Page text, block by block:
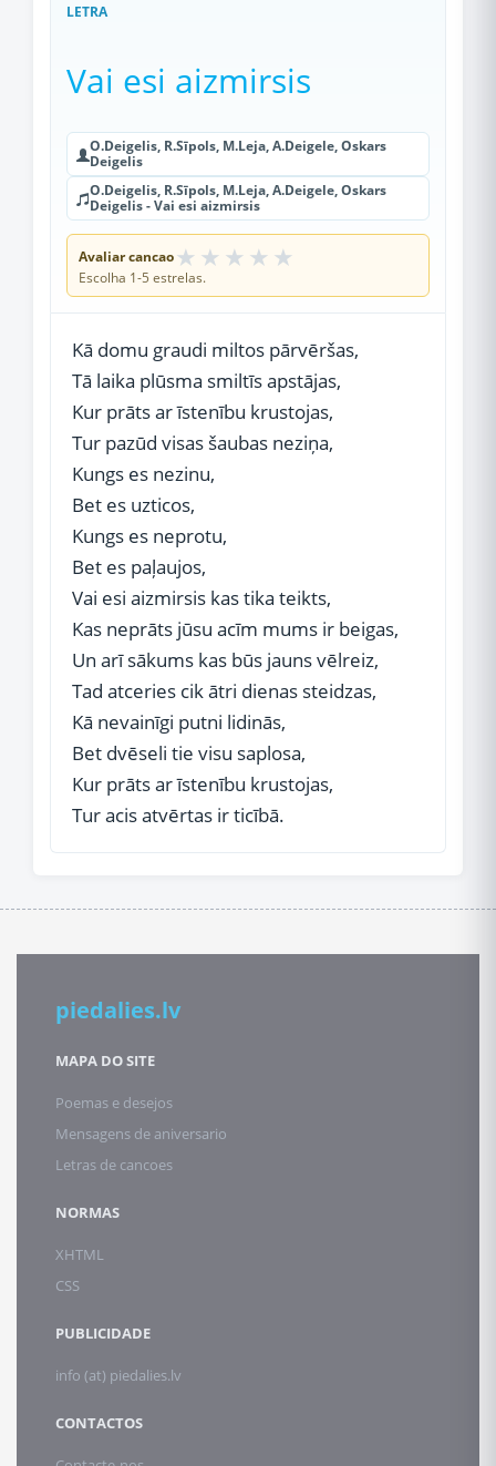
LETRA
Vai esi aizmirsis
O.Deigelis, R.Sīpols, M.Leja, A.Deigele, Oskars
Deigelis
O.Deigelis, R.Sīpols, M.Leja, A.Deigele, Oskars
Deigelis - Vai esi aizmirsis
Avaliar cancao★ ★ ★ ★ ★
Escolha 1-5 estrelas.
Kā domu graudi miltos pārvēršas,
Tā laika plūsma smiltīs apstājas,
Kur prāts ar īstenību krustojas,
Tur pazūd visas šaubas neziņa,
Kungs es nezinu,
Bet es uzticos,
Kungs es neprotu,
Bet es paļaujos,
Vai esi aizmirsis kas tika teikts,
Kas neprāts jūsu acīm mums ir beigas,
Un arī sākums kas būs jauns vēlreiz,
Tad atceries cik ātri dienas steidzas,
Kā nevainīgi putni lidinās,
Bet dvēseli tie visu saplosa,
Kur prāts ar īstenību krustojas,
Tur acis atvērtas ir ticībā.
piedalies.lv
MAPA DO SITE
Poemas e desejos
Mensagens de aniversario
Letras de cancoes
NORMAS
XHTML
CSS
PUBLICIDADE
info (at) piedalies.lv
CONTACTOS